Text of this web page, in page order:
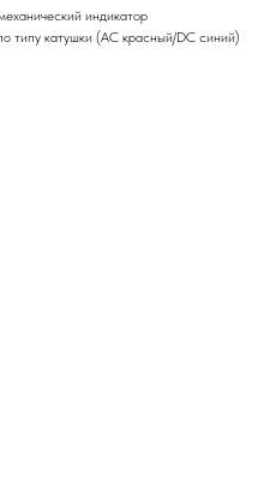
индикатор
типу катушки (AC красный/DC синий)